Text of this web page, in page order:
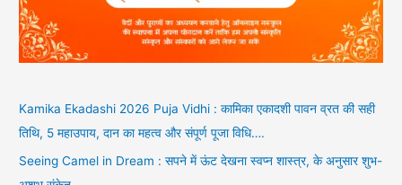
Kamika Ekadashi 2026 Puja Vidhi : कामिका एकादशी पावन व्रत की सही
तिथि, 5 महाउपाय, दान का महत्व और संपूर्ण पूजा विधि….
Seeing Camel in Dream : सपने में ऊंट देखना स्वप्न शास्त्र, के अनुसार शुभ-